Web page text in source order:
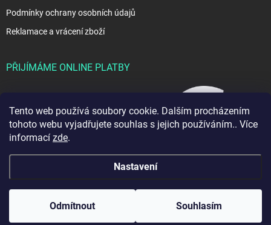
Tento web používá soubory cookie. Dalším procházením
tohoto webu vyjadřujete souhlas s jejich používáním.. Více
informací zde.
Nastavení
Odmítnout Souhlasím
Podmínky ochrany osobních údajů
Reklamace a vrácení zboží
PŘIJÍMÁME ONLINE PLATBY
Vytvořil Shoptet
Copyright 2026 . Všechna práva vyhrazena.